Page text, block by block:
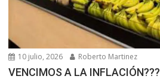
10 julio, 2026 Roberto Martinez
VENCIMOS A LA INFLACIÓN???